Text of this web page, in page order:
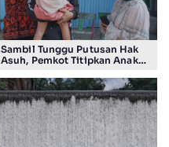
Sambil Tunggu Putusan Hak
Asuh, Pemkot Titipkan Anak
Aman Kota Surabaya